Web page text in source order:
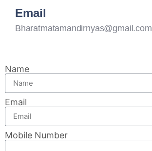
Email
Bharatmatamandirnyas@gmail.com
Name
Email
Mobile Number